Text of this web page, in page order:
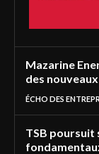
Mazarine
des
ÉCHO DES
TSB